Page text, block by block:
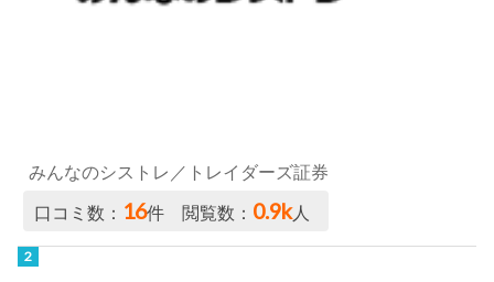
みんなのシストレ／トレイダーズ証券
口コミ数： 16件 閲覧数： 0.9k人